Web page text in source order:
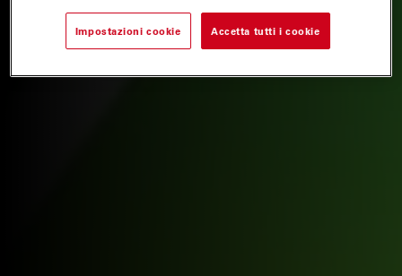
Impostazioni cookie Accetta tutti i cookie